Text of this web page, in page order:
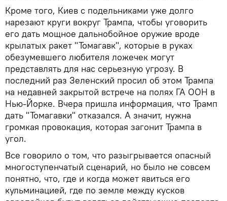
Кроме того, Киев с подельниками уже долго
нарезают круги вокруг Трампа, чтобы уговорить
его дать мощное дальнобойное оружие вроде
крылатых ракет "Томагавк", которые в руках
обезумевшего любителя ложечек могут
представлять для нас серьезную угрозу. В
последний раз Зеленский просил об этом Трампа
на недавней закрытой встрече на полях ГА ООН в
Нью-Йорке. Вчера пришла информация, что Трамп
дать "Томагавки" отказался. А значит, нужна
громкая провокация, которая загонит Трампа в
угол.
Все говорило о том, что разыгрывается опасный
многоступенчатый сценарий, но было не совсем
понятно, что, где и когда может явиться его
кульминацией, где по земле между кусков